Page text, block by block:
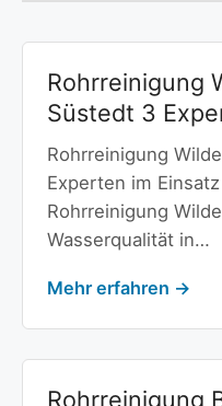
Rohrreinigung
Süstedt 3
Rohrreinigung
Experten im
Rohrreinigung
Wasserqualität in…
Mehr erfahren →
Rohrreinigung